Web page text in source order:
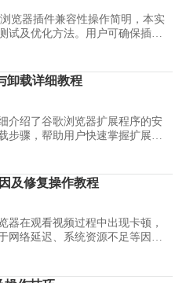
浏览器插件兼容性操作简明，本实
试及优化方法。用户可确保插件
卸载详细教程
介绍了谷歌浏览器扩展程序的安
步骤，帮助用户快速掌握扩展管
及修复操作教程
器在观看视频过程中出现卡顿，
网络延迟、系统资源不足等因